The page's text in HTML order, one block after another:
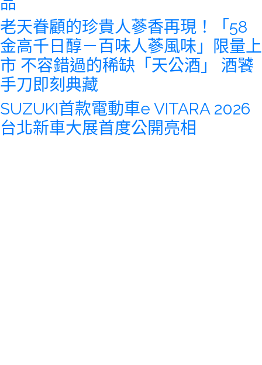
老天眷顧的珍貴人蔘香再現！「58
金高千日醇－百味人蔘風味」限量上
市 不容錯過的稀缺「天公酒」 酒饕
手刀即刻典藏
SUZUKI首款電動車e VITARA 2026
台北新車大展首度公開亮相